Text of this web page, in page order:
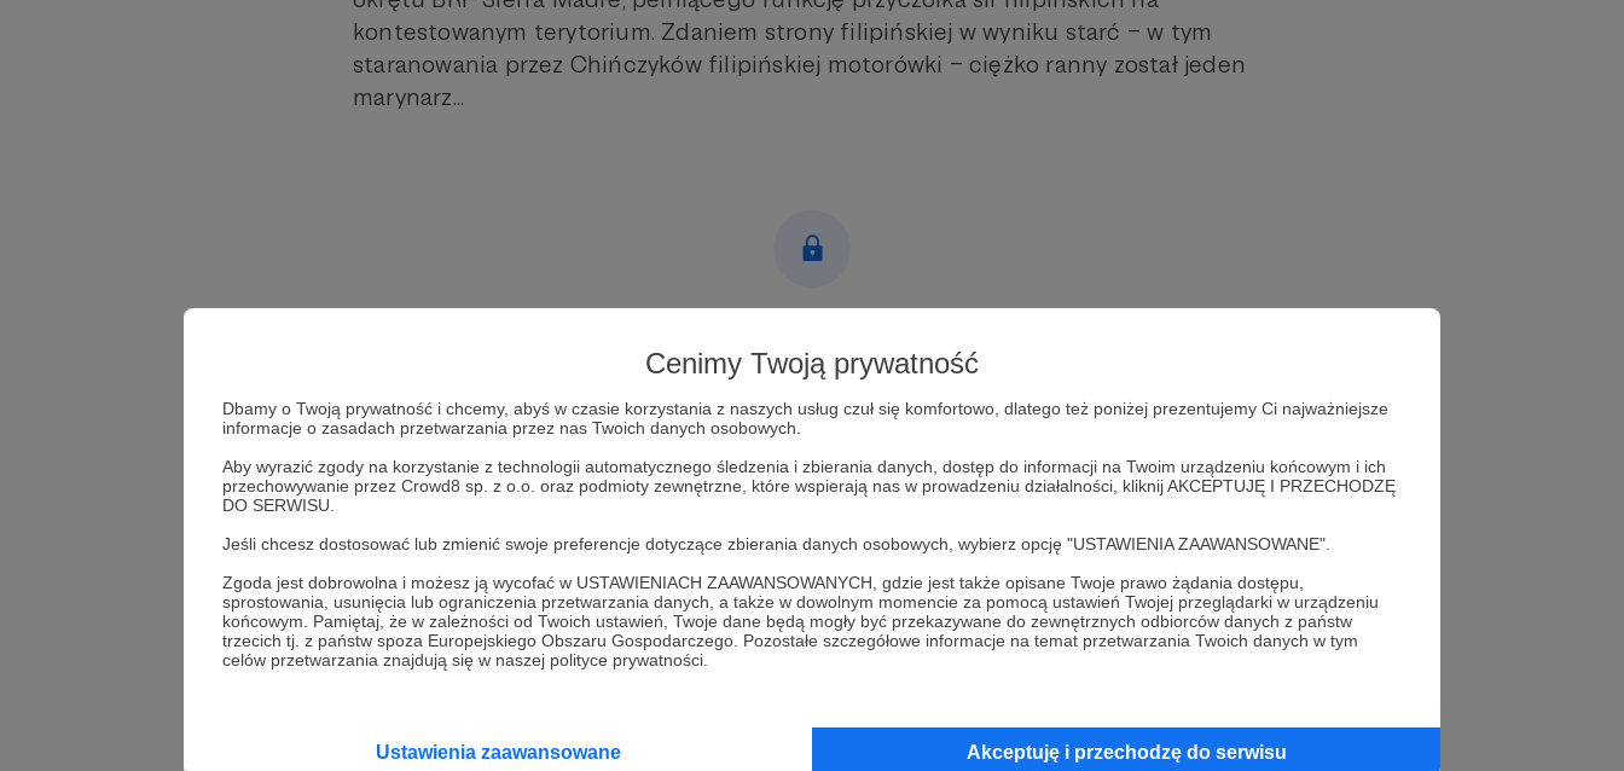
Cenimy Twoją prywatność
Dbamy o Twoją prywatność i chcemy, abyś w czasie korzystania z naszych usług czuł się komfortowo, dlatego też poniżej prezentujemy Ci najważniejsze
informacje o zasadach przetwarzania przez nas Twoich danych osobowych.
Aby wyrazić zgody na korzystanie z technologii automatycznego śledzenia i zbierania danych, dostęp do informacji na Twoim urządzeniu końcowym i ich
przechowywanie przez Crowd8 sp. z o.o. oraz podmioty zewnętrzne, które wspierają nas w prowadzeniu działalności, kliknij AKCEPTUJĘ I PRZECHODZĘ
DO SERWISU.
Jeśli chcesz dostosować lub zmienić swoje preferencje dotyczące zbierania danych osobowych, wybierz opcję "USTAWIENIA ZAAWANSOWANE".
Zgoda jest dobrowolna i możesz ją wycofać w USTAWIENIACH ZAAWANSOWANYCH, gdzie jest także opisane Twoje prawo żądania dostępu,
sprostowania, usunięcia lub ograniczenia przetwarzania danych, a także w dowolnym momencie za pomocą ustawień Twojej przeglądarki w urządzeniu
końcowym. Pamiętaj, że w zależności od Twoich ustawień, Twoje dane będą mogły być przekazywane do zewnętrznych odbiorców danych z państw
trzecich tj. z państw spoza Europejskiego Obszaru Gospodarczego. Pozostałe szczegółowe informacje na temat przetwarzania Twoich danych w tym
celów przetwarzania znajdują się w naszej polityce prywatności.
Ustawienia zaawansowane Akceptuję i przechodzę do serwisu
kontestowanym terytorium. Zdaniem strony filipińskiej w wyniku starć – w tym
staranowania przez Chińczyków filipińskiej motorówki – ciężko ranny został jeden
marynarz...
Aby zobaczyć ten materiał musisz być zalogowany
Zostań Patronem
Zaloguj się
Udostępnij
Strategy&Future Zobacz profil autora